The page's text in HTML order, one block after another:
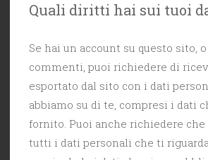
Quali diritti hai sui tuoi
Se hai un account su questo sito,
commenti, puoi richiedere di
esportato dal sito con i dati
abbiamo su di te, compresi i dati
fornito. Puoi anche richiedere
tutti i dati personali che ti